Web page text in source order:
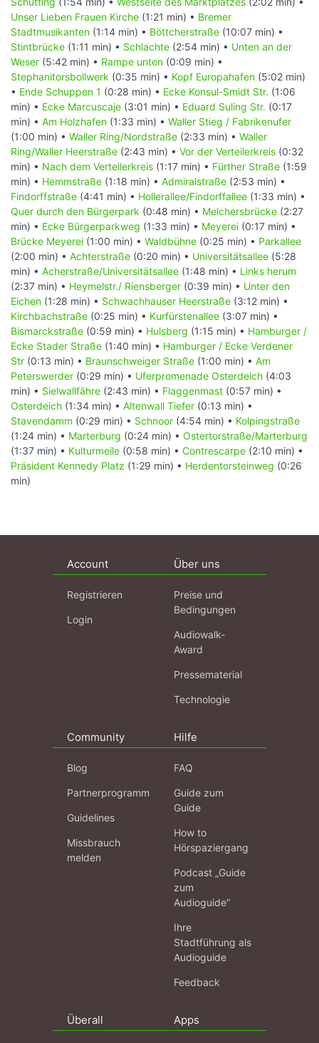
Unser Lieben Frauen Kirche (1:21 min) • Bremer
Stadtmusikanten (1:14 min) • Böttcherstraße (10:07 min) •
Stintbrücke (1:11 min) • Schlachte (2:54 min) • Unten an der
Weser (5:42 min) • Rampe unten (0:09 min) •
Stephanitorsbollwerk (0:35 min) • Kopf Europahafen (5:02 min)
• Ende Schuppen 1 (0:28 min) • Ecke Konsul-Smidt Str. (1:06
min) • Ecke Marcuscaje (3:01 min) • Eduard Suling Str. (0:17
min) • Am Holzhafen (1:33 min) • Waller Stieg / Fabrikenufer
(1:00 min) • Waller Ring/Nordstraße (2:33 min) • Waller
Ring/Waller Heerstraße (2:43 min) • Vor der Verteilerkreis (0:32
min) • Nach dem Verteilerkreis (1:17 min) • Fürther Straße (1:59
min) • Hemmstraße (1:18 min) • Admiralstraße (2:53 min) •
Findorffstraße (4:41 min) • Hollerallee/Findorffallee (1:33 min) •
Quer durch den Bürgerpark (0:48 min) • Melchersbrücke (2:27
min) • Ecke Bürgerparkweg (1:33 min) • Meyerei (0:17 min) •
Brücke Meyerei (1:00 min) • Waldbühne (0:25 min) • Parkallee
(2:00 min) • Achterstraße (0:20 min) • Universitätsallee (5:28
min) • Acherstraße/Universitätsallee (1:48 min) • Links herum
(2:37 min) • Heymelstr./ Riensberger (0:39 min) • Unter den
Eichen (1:28 min) • Schwachhauser Heerstraße (3:12 min) •
Kirchbachstraße (0:25 min) • Kurfürstenallee (3:07 min) •
Bismarckstraße (0:59 min) • Hulsberg (1:15 min) • Hamburger /
Ecke Stader Straße (1:40 min) • Hamburger / Ecke Verdener
Str (0:13 min) • Braunschweiger Straße (1:00 min) • Am
Peterswerder (0:29 min) • Uferpromenade Osterdeich (4:03
min) • Sielwallfähre (2:43 min) • Flaggenmast (0:57 min) •
Osterdeich (1:34 min) • Altenwall Tiefer (0:13 min) •
Stavendamm (0:29 min) • Schnoor (4:54 min) • Kolpingstraße
(1:24 min) • Marterburg (0:24 min) • Ostertorstraße/Marterburg
(1:37 min) • Kulturmeile (0:58 min) • Contrescarpe (2:10 min) •
Präsident Kennedy Platz (1:29 min) • Herdentorsteinweg (0:26
min)
Account
Registrieren
Login
Über uns
Preise und
Bedingungen
Audiowalk-
Award
Pressematerial
Technologie
Community
Blog
Partnerprogramm
Guidelines
Missbrauch
melden
Hilfe
FAQ
Guide zum
Guide
How to
Hörspaziergang
Podcast „Guide
zum
Audioguide“
Ihre
Stadtführung als
Audioguide
Feedback
Überall Apps